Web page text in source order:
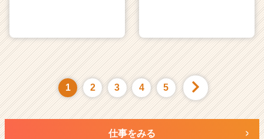
1 2 3 4 5
仕事をみる